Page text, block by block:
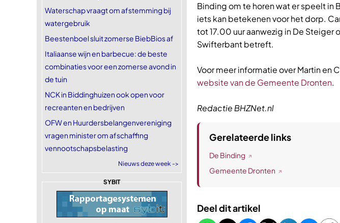
Waterschap vraagt om afstemming bij
watergebruik
Beestenboel sluit zomerse BiebBios af
Italiaanse wijn en barbecue: de beste
combinaties voor een zomerse avond in
de tuin
NCK in Biddinghuizen ook open voor
recreanten en bedrijven
OFW en Huurdersbelangenvereniging
vragen minister om afschaffing
vennootschapsbelasting
Nieuws deze week ->
SYBIT
Binding om te horen wat er speelt in
iets kan betekenen voor het dorp.
tot 17.00 uur aanwezig in De Steiger
Swifterbant betreft.
Voor meer informatie over Martin en
website van de Gemeente Dronten.
Redactie BHZNet.nl
Gerelateerde links
De Binding
Gemeente Dronten
Deel dit artikel